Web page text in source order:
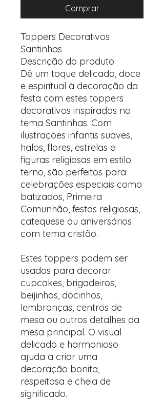
Comprar
Toppers Decorativos
Santinhas
Descrição do produto
Dê um toque delicado, doce
e espiritual à decoração da
festa com estes toppers
decorativos inspirados no
tema Santinhas. Com
ilustrações infantis suaves,
halos, flores, estrelas e
figuras religiosas em estilo
terno, são perfeitos para
celebrações especiais como
batizados, Primeira
Comunhão, festas religiosas,
catequese ou aniversários
com tema cristão.
Estes toppers podem ser
usados para decorar
cupcakes, brigadeiros,
beijinhos, docinhos,
lembranças, centros de
mesa ou outros detalhes da
mesa principal. O visual
delicado e harmonioso
ajuda a criar uma
decoração bonita,
respeitosa e cheia de
significado.